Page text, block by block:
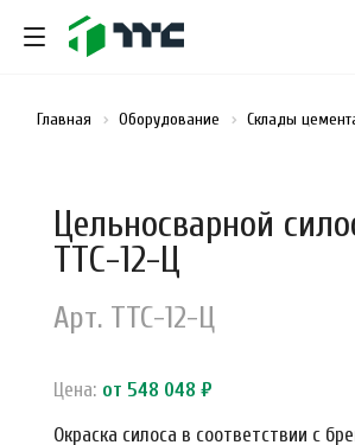
Главная Оборудование Склады
Цельносварной
ТТС-12-Ц
Арт. ТТС-12-Ц
Цена: от 548 048 ₽
Окраска силоса в соответствии с